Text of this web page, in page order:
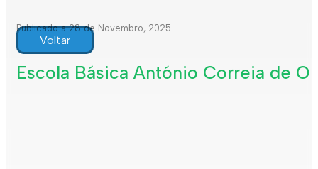
Publicado a 28 de Novembro, 2025
Voltar
Escola Básica António Correia de